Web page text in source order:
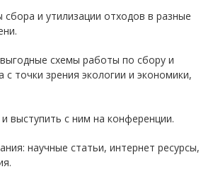
и утилизации отходов в разные
схемы работы по сбору и
с точки зрения экологии и экономики,
выступить с ним на конференции.
научные статьи, интернет ресурсы,